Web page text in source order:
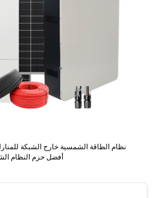
أفضل حزم النظام